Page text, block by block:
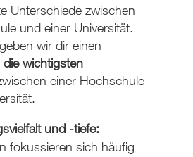
Unterschiede zwischen
und einer Universität.
wir dir einen
die wichtigsten
einer Hochschule
und -tiefe:
fokussieren sich häufig